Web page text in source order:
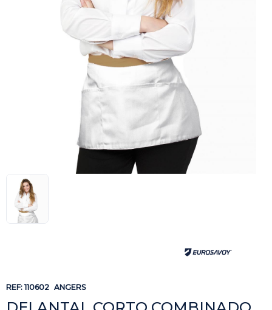
REF: 110602 ANGERS